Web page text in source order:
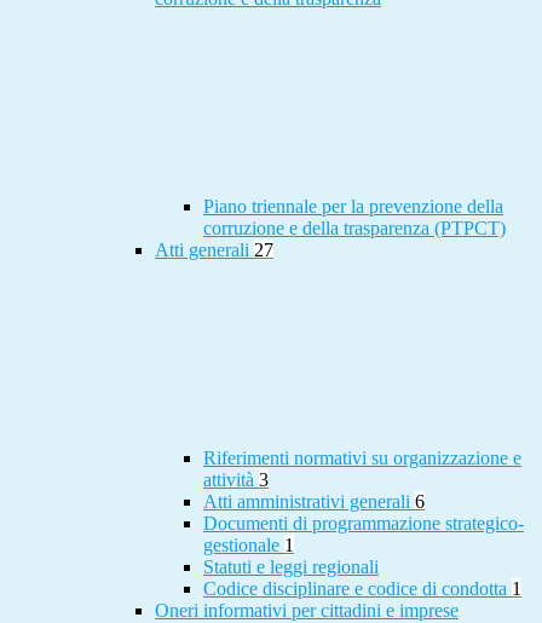
Piano triennale per la prevenzione della
corruzione e della trasparenza (PTPCT)
Atti generali 27
Riferimenti normativi su organizzazione e
attività 3
Atti amministrativi generali 6
Documenti di programmazione strategico-
gestionale 1
Statuti e leggi regionali
Codice disciplinare e codice di condotta 1
Oneri informativi per cittadini e imprese